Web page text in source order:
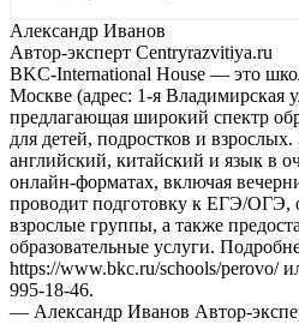
Александр Иванов
Автор-эксперт Centryrazvitiya.ru
BKC-International House — это
Москве (адрес: 1-я Владимирская
предлагающая широкий спектр
для детей, подростков и
английский, китайский и язык в
онлайн-форматах, включая
проводит подготовку к ЕГЭ/ОГЭ,
взрослые группы, а также
образовательные услуги.
https://www.bkc.ru/schools/perovo/
995-18-46.
— Александр Иванов Автор-